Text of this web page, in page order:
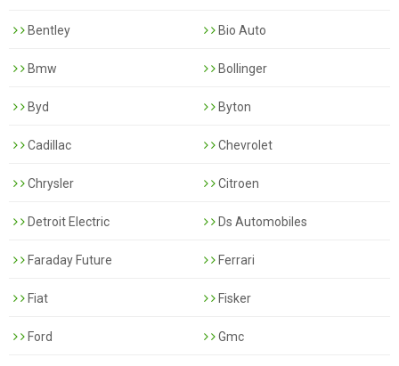
Bentley Bio Auto
Bmw Bollinger
Byd Byton
Cadillac Chevrolet
Chrysler Citroen
Detroit Electric Ds Automobiles
Faraday Future Ferrari
Fiat Fisker
Ford Gmc